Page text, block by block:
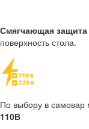
Смягчающая защита
поверхность стола.
По выбору в самовар
110В